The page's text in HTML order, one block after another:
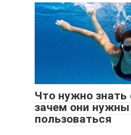
Что нужно знать
зачем они нужны
пользоваться